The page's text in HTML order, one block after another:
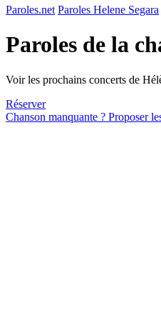
Paroles.net Paroles Helene Segara
Paroles de la
Voir les prochains concerts de
Réserver
Chanson manquante ? Proposer